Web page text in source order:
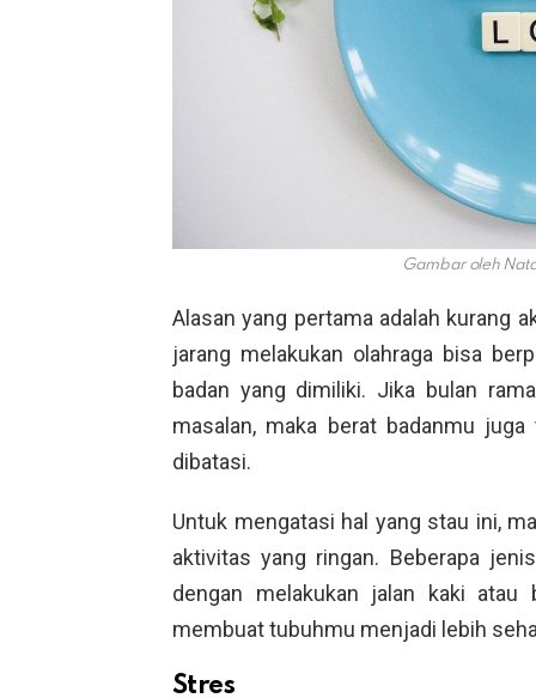
Gambar oleh
Alasan yang pertama adalah kurang
jarang melakukan olahraga bisa
badan yang dimiliki. Jika bulan
masalan, maka berat badanmu
dibatasi.
Untuk mengatasi hal yang stau ini,
aktivitas yang ringan. Beberapa
dengan melakukan jalan kaki
membuat tubuhmu menjadi lebih
Stres